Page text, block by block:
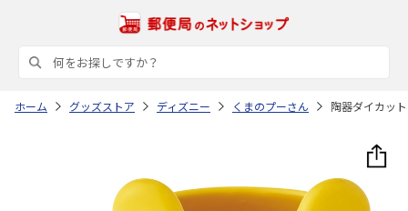
ホーム グッズストア ディズニー くまのプーさん 陶器ダイカッ